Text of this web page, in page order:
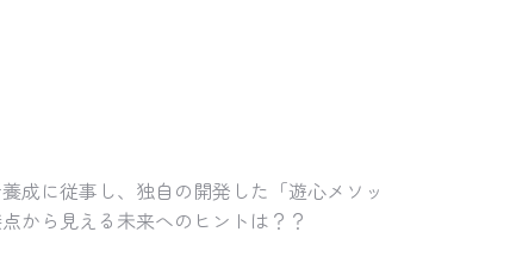
成に従事し、独自の開発した「遊心メソッ
から見える未来へのヒントは？？